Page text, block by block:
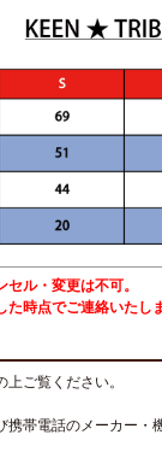
ル・変更は不可。
時点でご連絡いたしま
ご覧ください。
帯電話のメーカー・